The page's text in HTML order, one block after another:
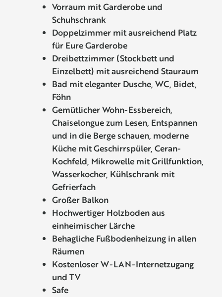
Vorraum mit Garderobe und
Schuhschrank
Doppelzimmer mit ausreichend Platz
für Eure Garderobe
Dreibettzimmer (Stockbett und
Einzelbett) mit ausreichend Stauraum
Bad mit eleganter Dusche, WC, Bidet,
Föhn
Gemütlicher Wohn-Essbereich,
Chaiselongue zum Lesen, Entspannen
und in die Berge schauen, moderne
Küche mit Geschirrspüler, Ceran-
Kochfeld, Mikrowelle mit Grillfunktion,
Wasserkocher, Kühlschrank mit
Gefrierfach
Großer Balkon
Hochwertiger Holzboden aus
einheimischer Lärche
Behagliche Fußbodenheizung in allen
Räumen
Kostenloser W-LAN-Internetzugang
und TV
Safe